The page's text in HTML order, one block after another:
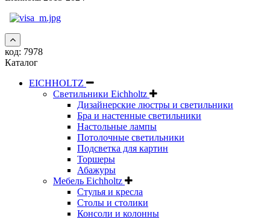
код: 7978
Каталог
EICHHOLTZ
Светильники Eichholtz
Дизайнерские люстры и светильники
Бра и настенные светильники
Настольные лампы
Потолочные светильники
Подсветка для картин
Торшеры
Абажуры
Мебель Eichholtz
Стулья и кресла
Столы и столики
Консоли и колонны